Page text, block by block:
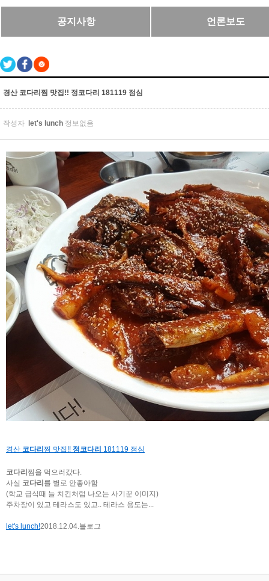
공지사항 언론보도
경산 코다리찜 맛집!! 정코다리 181119 점심
작성자 let's lunch 정보없음
경산 코다리 찜 맛집!! 정코다리 181119 점심
코다리 찜을 먹으러갔다.
사실 코다리 를 별로 안좋아함
(학교 급식때 늘 치킨처럼 나오는 사기꾼 이미지)
주차장이 있고 테라스도 있고.. 테라스 용도는...
let's lunch!2018.12.04.블로그